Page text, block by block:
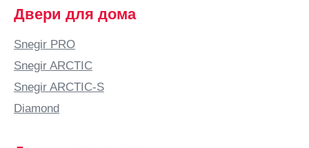
область)
Атырау
Аша
Б
Бабяково
Двери для дома
Snegir PRO
Snegir ARCTIC
Snegir ARCTIC-S
Diamond